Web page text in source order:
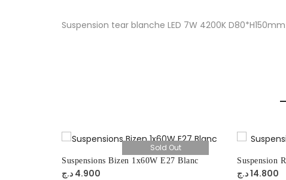
Suspension tear blanche LED 7W 4200K D80*H150mm
Sold Out
Suspensions Bizen 1x60W E27 Blanc
4.900 د.ج
Suspension
14.800د.ج